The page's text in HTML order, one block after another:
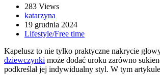
283 Views
katarzyna
19 grudnia 2024
Lifestyle/Free time
Kapelusz to nie tylko praktyczne nakrycie
dziewczynki może dodać uroku zarówno
podkreślał jej indywidualny styl. W tym